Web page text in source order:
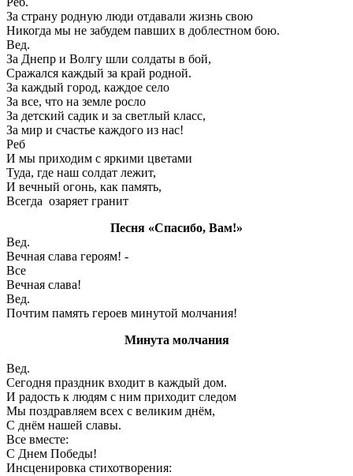
За страну родную люди отдавали жизнь свою
Никогда мы не забудем павших в доблестном бою.
Вед.
За Днепр и Волгу шли солдаты в бой,
Сражался каждый за край родной.
За каждый город, каждое село
За все, что на земле росло
За детский садик и за светлый класс,
За мир и счастье каждого из нас!
Реб
И мы приходим с яркими цветами
Туда, где наш солдат лежит,
И вечный огонь, как память,
Всегда озаряет гранит
Песня «Спасибо, Вам!»
Вед.
Вечная слава героям! -
Все
Вечная слава!
Вед.
Почтим память героев минутой молчания!
Минута молчания
Вед.
Сегодня праздник входит в каждый дом.
И радость к людям с ним приходит следом
Мы поздравляем всех с великим днём,
С днём нашей славы.
Все вместе:
С Днем Победы!
Инсценировка стихотворения: